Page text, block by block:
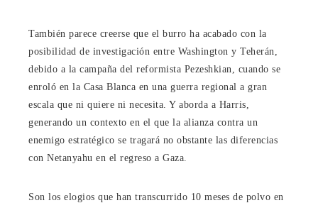
También parece creerse que el burro ha acabado con la
posibilidad de investigación entre Washington y Teherán,
debido a la campaña del reformista Pezeshkian, cuando se
enroló en la Casa Blanca en una guerra regional a gran
escala que ni quiere ni necesita. Y aborda a Harris,
generando un contexto en el que la alianza contra un
enemigo estratégico se tragará no obstante las diferencias
con Netanyahu en el regreso a Gaza.
Son los elogios que han transcurrido 10 meses de polvo en